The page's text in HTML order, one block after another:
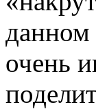
данном
очень